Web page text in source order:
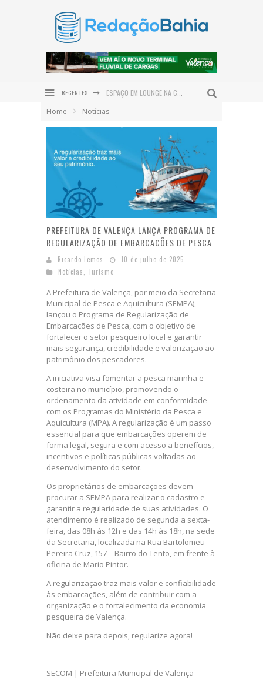
RECENTES ESPAÇO EM LOUNGE NA CASACOR BAHIA HOMENAGEIA BAMBUZAL DO AEROPORTO DE SALVADOR
PRESIDENTE DO TRT-BA PARTICIPA DO PROJETO DIA DO CIDADÃO E REALIZA ATENDIMENTOS EM VALENÇA
DEFENSORIA PÚBLICA REALIZA MUTIRÃO GRATUITO DE EXAMES DE DNA EM VALENÇA NO DIA 12 DE AGOSTO
CAIRU SE PREPARA PARA RECEBER O MAIOR ENCONTRO DE MOTOCICLISTAS DA REGIÃO COM O MOTO FEST
INOVAÇÃO MADE IN BAHIA: BIOMA CARE LANÇA LINHA EXCLUSIVA PARA O COURO CABELUDO
Home Notícias
PREFEITURA DE VALENÇA LANÇA PROGRAMA DE
REGULARIZAÇÃO DE EMBARCACÕES DE PESCA
Ricardo Lemos
10 de julho de 2025
Notícias
Turismo
A Prefeitura de Valença, por meio da Secretaria
Municipal de Pesca e Aquicultura (SEMPA),
lançou o Programa de Regularização de
Embarcações de Pesca, com o objetivo de
fortalecer o setor pesqueiro local e garantir
mais segurança, credibilidade e valorização ao
patrimônio dos pescadores.
A iniciativa visa fomentar a pesca marinha e
costeira no município, promovendo o
ordenamento da atividade em conformidade
com os Programas do Ministério da Pesca e
Aquicultura (MPA). A regularização é um passo
essencial para que embarcações operem de
forma legal, segura e com acesso a benefícios,
incentivos e políticas públicas voltadas ao
desenvolvimento do setor.
Os proprietários de embarcações devem
procurar a SEMPA para realizar o cadastro e
garantir a regularidade de suas atividades. O
atendimento é realizado de segunda a sexta-
feira, das 08h às 12h e das 14h às 18h, na sede
da Secretaria, localizada na Rua Bartolomeu
Pereira Cruz, 157 – Bairro do Tento, em frente à
oficina de Mario Pintor.
A regularização traz mais valor e confiabilidade
às embarcações, além de contribuir com a
organização e o fortalecimento da economia
pesqueira de Valença.
Não deixe para depois, regularize agora!
SECOM | Prefeitura Municipal de Valença